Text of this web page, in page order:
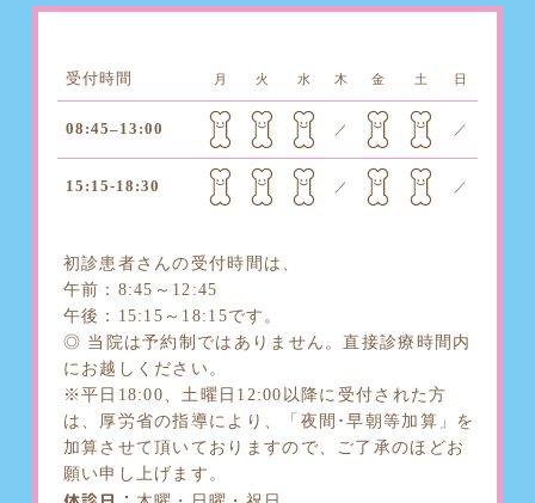
受付時間 月 火 水 木 金 土 日
08:45–13:00 ／ ／
15:15-18:30 ／ ／
初診患者さんの受付時間は、
午前：8:45～12:45
午後：15:15～18:15です。
◎ 当院は予約制ではありません。直接診療時間内
にお越しください。
※平日18:00、土曜日12:00以降に受付された方
は、厚労省の指導により、「夜間･早朝等加算」を
加算させて頂いておりますので、ご了承のほどお
願い申し上げます。